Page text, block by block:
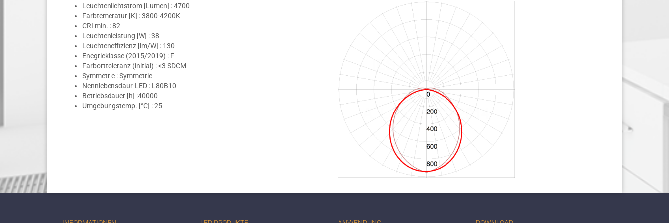
Leuchtenlichtstrom [Lumen] : 4700
Farbtemeratur [K] : 3800-4200K
CRI min. : 82
Leuchtenleistung [W] : 38
Leuchteneffizienz [lm/W] : 130
Enegrieklasse (2015/2019) : F
Farborttoleranz (initial) : <3 SDCM
Symmetrie : Symmetrie
Nennlebensdaur-LED : L80B10
Betriebsdauer [h] :40000
Umgebungstemp. [°C] : 25